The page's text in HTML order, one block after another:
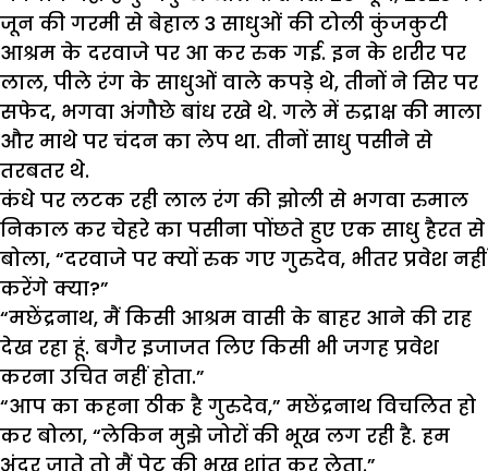
जून की गरमी से बेहाल 3 साधुओं की टोली कुंजकुटी
आश्रम के दरवाजे पर आ कर रुक गई. इन के शरीर पर
लाल, पीले रंग के साधुओं वाले कपड़े थे, तीनों ने सिर पर
सफेद, भगवा अंगौछे बांध रखे थे. गले में रुद्राक्ष की माला
और माथे पर चंदन का लेप था. तीनों साधु पसीने से
तरबतर थे.
कंधे पर लटक रही लाल रंग की झोली से भगवा रुमाल
निकाल कर चेहरे का पसीना पोंछते हुए एक साधु हैरत से
बोला, “दरवाजे पर क्यों रुक गए गुरुदेव, भीतर प्रवेश नहीं
करेंगे क्या?”
“मछेंद्रनाथ, मैं किसी आश्रम वासी के बाहर आने की राह
देख रहा हूं. बगैर इजाजत लिए किसी भी जगह प्रवेश
करना उचित नहीं होता.”
“आप का कहना ठीक है गुरुदेव,” मछेंद्रनाथ विचलित हो
कर बोला, “लेकिन मुझे जोरों की भूख लग रही है. हम
अंदर जाते तो मैं पेट की भूख शांत कर लेता.”